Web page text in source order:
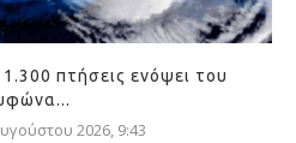
πτήσεις ενόψει του
2026, 9:43